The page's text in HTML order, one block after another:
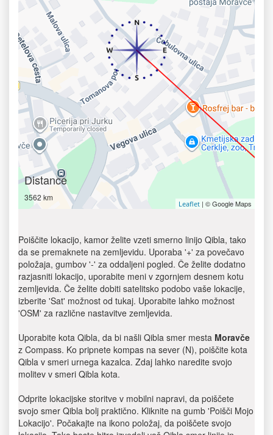
Distance
3562 km
Leaflet | © Google Maps
Poiščite lokacijo, kamor želite vzeti smerno linijo Qibla, tako
da se premaknete na zemljevidu. Uporaba '+' za povečavo
položaja, gumbov '-' za oddaljeni pogled. Če želite dodatno
razjasniti lokacijo, uporabite meni v zgornjem desnem kotu
zemljevida. Če želite dobiti satelitsko podobo vaše lokacije,
izberite 'Sat' možnost od tukaj. Uporabite lahko možnost
'OSM' za različne nastavitve zemljevida.
Uporabite kota Qibla, da bi našli Qibla smer mesta Moravče
z Compass. Ko pripnete kompas na sever (N), poiščite kota
Qibla v smeri urnega kazalca. Zdaj lahko naredite svojo
molitev v smeri Qibla kota.
Odprite lokacijske storitve v mobilni napravi, da poiščete
svojo smer Qibla bolj praktično. Kliknite na gumb 'Poišči Mojo
Lokacijo'. Počakajte na ikono položaj, da poiščete svojo